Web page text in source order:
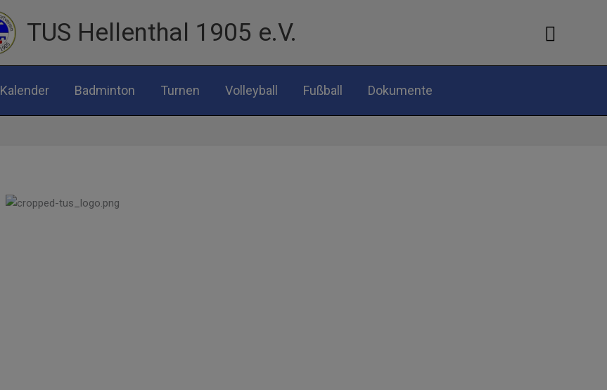
TUS Hellenthal 1905 e.V. Suchen
Kalender Badminton Turnen Volleyball Fußball Dokumente